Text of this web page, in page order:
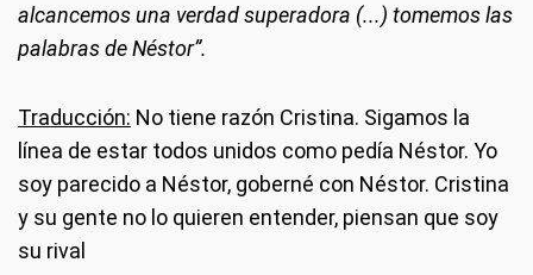
alcancemos una verdad superadora (...) tomemos las
palabras de Néstor”.
Traducción: No tiene razón Cristina. Sigamos la
línea de estar todos unidos como pedía Néstor. Yo
soy parecido a Néstor, goberné con Néstor. Cristina
y su gente no lo quieren entender, piensan que soy
su rival